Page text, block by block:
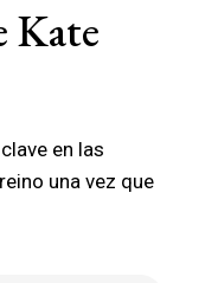
Kate
en las
una vez que